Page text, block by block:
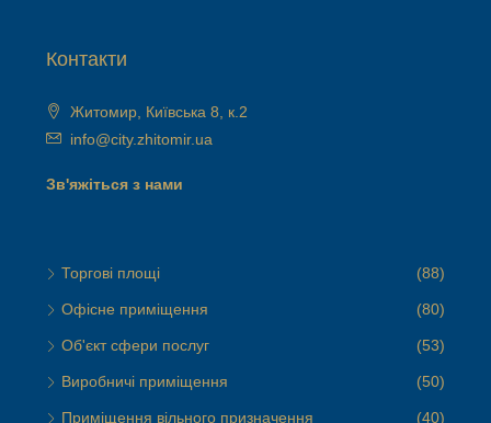
Контакти
Житомир, Київська 8, к.2
info@city.zhitomir.ua
Зв'яжіться з нами
Торгові площі (88)
Офісне приміщення (80)
Об'єкт сфери послуг (53)
Виробничі приміщення (50)
Приміщення вільного призначення (40)